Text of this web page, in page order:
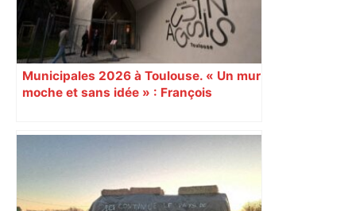
Municipales 2026 à Toulouse. « Un mur
moche et sans idée » : François